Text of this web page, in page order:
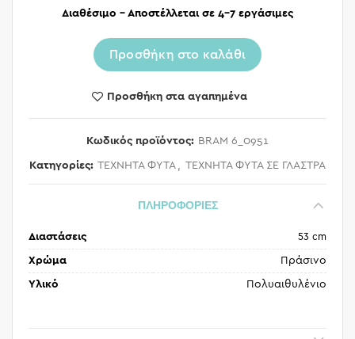
Διαθέσιμο – Αποστέλλεται σε 4-7 εργάσιμες
Προσθήκη στο καλάθι
Προσθήκη στα αγαπημένα
Κωδικός προϊόντος: BRAM 6_0951
Κατηγορίες: ΤΕΧΝΗΤΑ ΦΥΤΑ , ΤΕΧΝΗΤΑ ΦΥΤΑ ΣΕ ΓΛΑΣΤΡΑ
ΠΛΗΡΟΦΟΡΙΕΣ
Διαστάσεις 53 cm
Χρώμα Πράσινο
Υλικό Πολυαιθυλένιο